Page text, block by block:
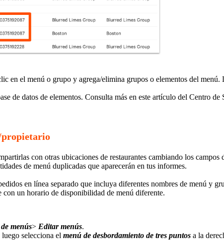
en el menú o grupo y agrega/elimina grupos o elementos del menú.
de datos de elementos. Consulta más en este artículo del Centro de
propietario
con otras ubicaciones de restaurantes cambiando los
de menú duplicadas que aparecerán en tus informes.
en línea separado que incluya diferentes nombres de menú y
con un horario de disponibilidad de menú diferente.
menús> Editar menús.
selecciona el menú de desbordamiento de tres puntos a la